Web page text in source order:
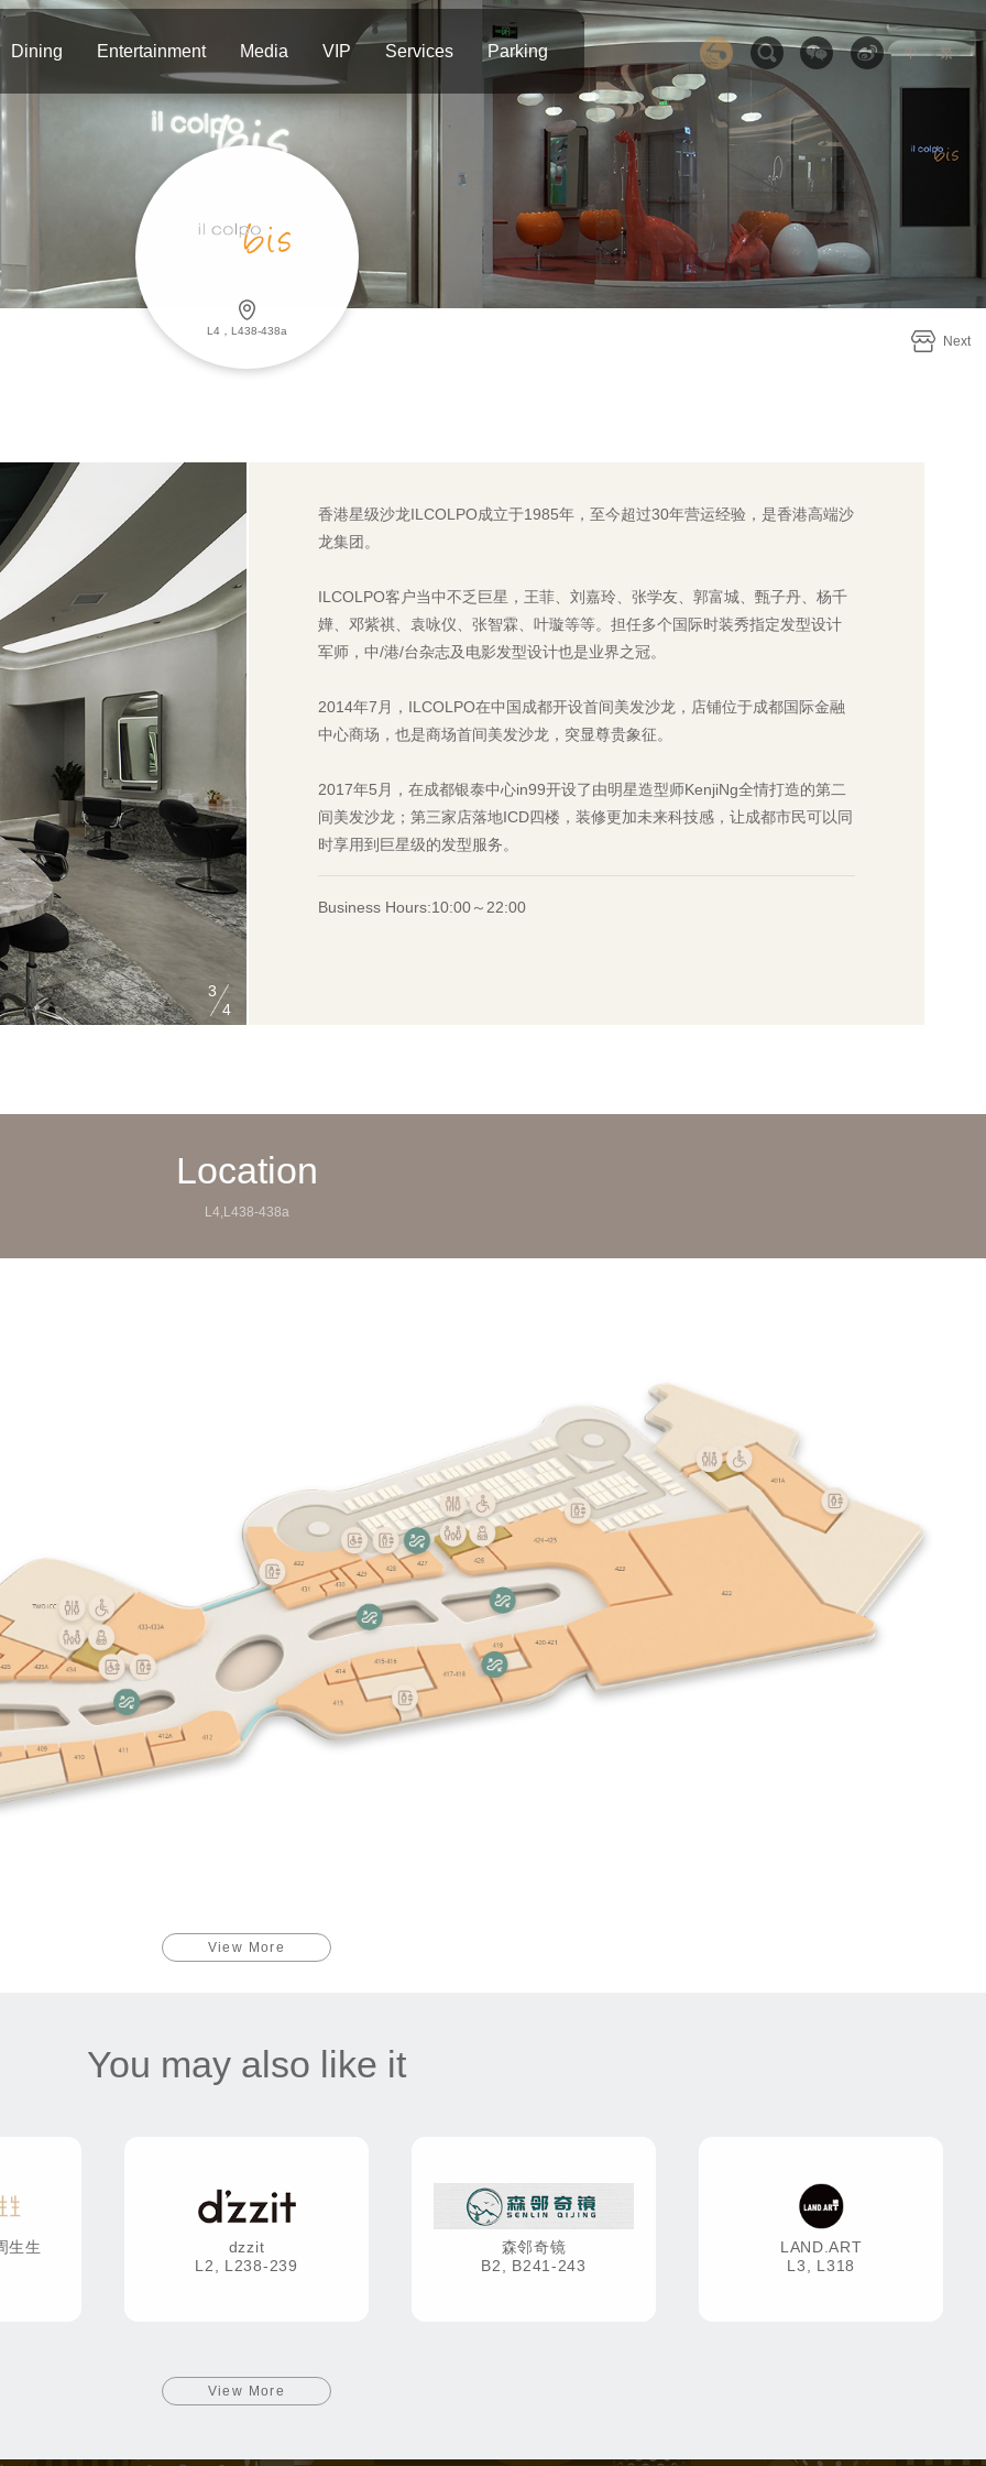
Dining Entertainment Media VIP Services Parking 中 繁
L4，L438-438a
Next
3
4
香港星级沙龙ILCOLPO成立于1985年，至今超过30年营运经验，是香港高端沙
龙集团。
ILCOLPO客户当中不乏巨星，王菲、刘嘉玲、张学友、郭富城、甄子丹、杨千
嬅、邓紫祺、袁咏仪、张智霖、叶璇等等。担任多个国际时装秀指定发型设计
军师，中/港/台杂志及电影发型设计也是业界之冠。
2014年7月，ILCOLPO在中国成都开设首间美发沙龙，店铺位于成都国际金融
中心商场，也是商场首间美发沙龙，突显尊贵象征。
2017年5月，在成都银泰中心in99开设了由明星造型师KenjiNg全情打造的第二
间美发沙龙；第三家店落地ICD四楼，装修更加未来科技感，让成都市民可以同
时享用到巨星级的发型服务。
Business Hours:10:00～22:00
Location
L4,L438-438a
View More
You may also like it
生生
dzzit
L2, L238-239
森邻奇镜
B2, B241-243
LAND.ART
L3, L318
View More